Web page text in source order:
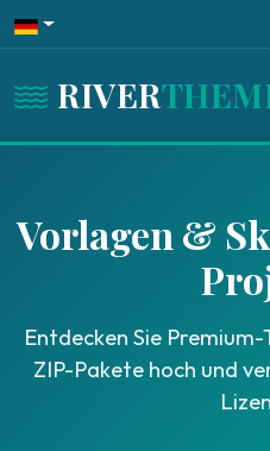
RIVER
Vorlagen &
Entdecken Sie
ZIP-Pakete hoch und